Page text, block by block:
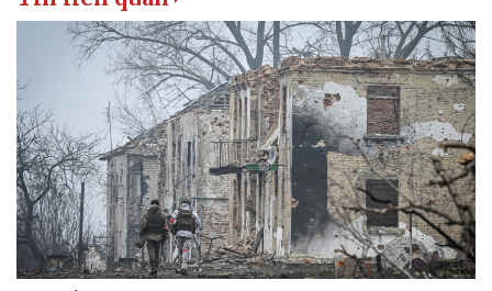
Pháp luật
Vụ án
Tin nóng
Tư vấn luật
Quân sự - Quốc phòng
Vũ khí
Việt Nam
Phân tích